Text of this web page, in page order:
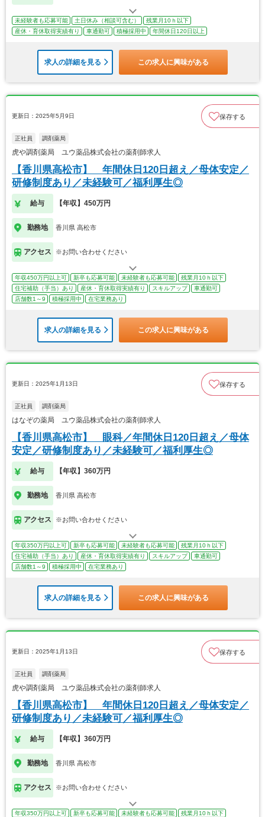
未経験者も応募可能 土日休み（相談可含む）
残業月10ｈ以下
産休・育休取得実績有り
車通勤可 積極採用中 年間休日120日以上
求人の詳細を見る この求人に興味がある
更新日：2025年5月9日 保存する
正社員 調剤薬局
虎や調剤薬局 ユウ薬品株式会社の薬剤師求人
【香川県高松市】 年間休日120日超え／母体安定／
研修制度あり／未経験可／福利厚生◎
給与 【年収】450万円
勤務地 香川県 高松市
アクセス ※お問い合わせください
年収450万円以上可 新卒も応募可能 未経験者も応募可能
残業月10ｈ以下
住宅補助（手当）あり
産休・育休取得実績有り スキルアップ
車通勤可
店舗数1～9
積極採用中 在宅業務あり
求人の詳細を見る この求人に興味がある
更新日：2025年1月13日 保存する
正社員 調剤薬局
はなぞの薬局 ユウ薬品株式会社の薬剤師求人
【香川県高松市】 眼科／年間休日120日超え／母体
安定／研修制度あり／未経験可／福利厚生◎
給与 【年収】360万円
勤務地 香川県 高松市
アクセス ※お問い合わせください
年収350万円以上可 新卒も応募可能 未経験者も応募可能
残業月10ｈ以下
住宅補助（手当）あり
産休・育休取得実績有り スキルアップ
車通勤可
店舗数1～9
積極採用中 在宅業務あり
求人の詳細を見る この求人に興味がある
更新日：2025年1月13日 保存する
正社員 調剤薬局
虎や調剤薬局 ユウ薬品株式会社の薬剤師求人
【香川県高松市】 年間休日120日超え／母体安定／
研修制度あり／未経験可／福利厚生◎
給与 【年収】360万円
勤務地 香川県 高松市
アクセス ※お問い合わせください
年収350万円以上可 新卒も応募可能 未経験者も応募可能
残業月10ｈ以下